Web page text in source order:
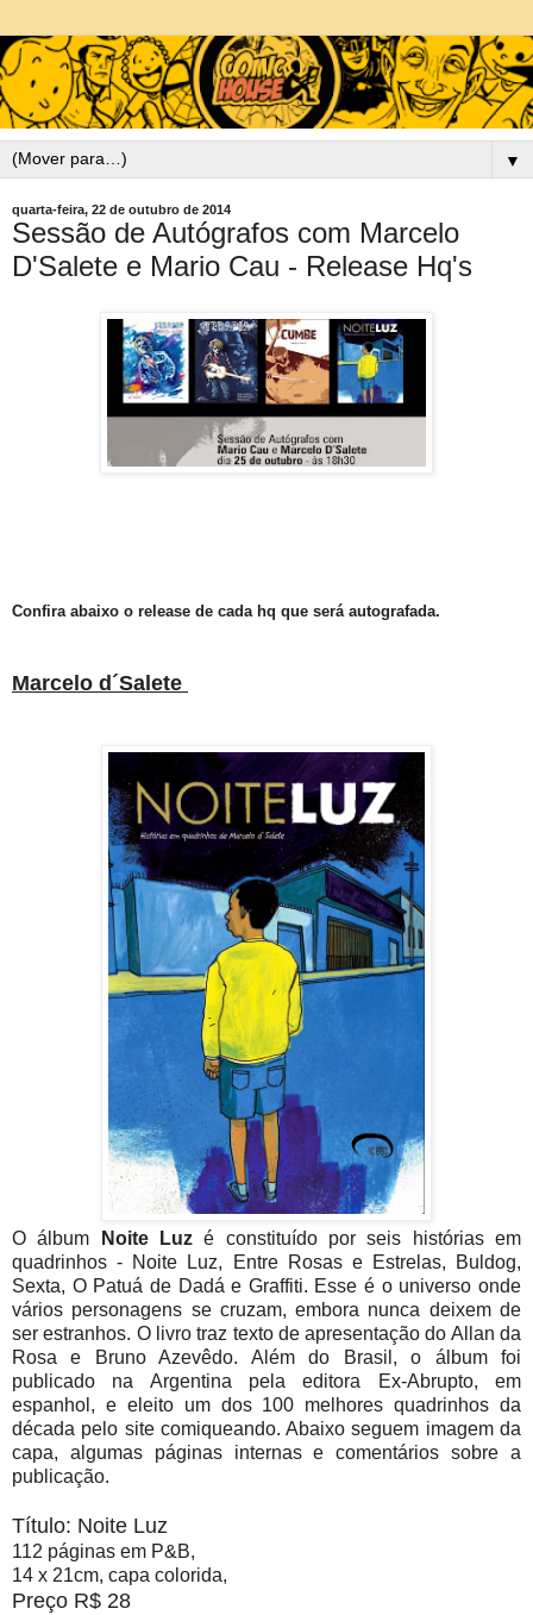
▼
quarta-feira, 22 de outubro de 2014
Sessão de Autógrafos com Marcelo
D'Salete e Mario Cau - Release Hq's
Confira abaixo o release de cada hq que será autografada.
Marcelo d´Salete
O álbum Noite Luz é constituído por seis histórias em
quadrinhos - Noite Luz, Entre Rosas e Estrelas, Buldog,
Sexta, O Patuá de Dadá e Graffiti. Esse é o universo onde
vários personagens se cruzam, embora nunca deixem de
ser estranhos. O livro traz texto de apresentação do Allan da
Rosa e Bruno Azevêdo. Além do Brasil, o álbum foi
publicado na Argentina pela editora Ex-Abrupto, em
espanhol, e eleito um dos 100 melhores quadrinhos da
década pelo site comiqueando. Abaixo seguem imagem da
capa, algumas páginas internas e comentários sobre a
publicação.
Título: Noite Luz
112 páginas em P&B,
14 x 21cm, capa colorida,
Preço R$ 28